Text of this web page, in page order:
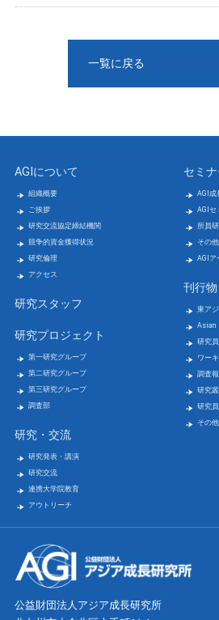
一覧に戻る
AGIについて
組織概要
ご挨拶
研究交流協定締結機関
競争的資金獲得状況
研究倫理
アクセス
研究スタッフ
研究プロジェクト
第一研究グループ
第二研究グループ
第三研究グループ
調査部
研究・交流
研究発表・講演
研究交流
連携大学院教育
アウトリーチ
セミ
AGI成
AGIセ
所員
その
AGIア
刊行物
東ア
Asian
研究
ワー
調査
研究
研究
その
公益財団法人アジア成長研究所